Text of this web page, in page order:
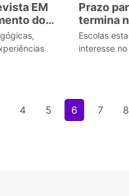
EM
do
Prazo
termina
Escolas
interesse
4 5 6 7 8